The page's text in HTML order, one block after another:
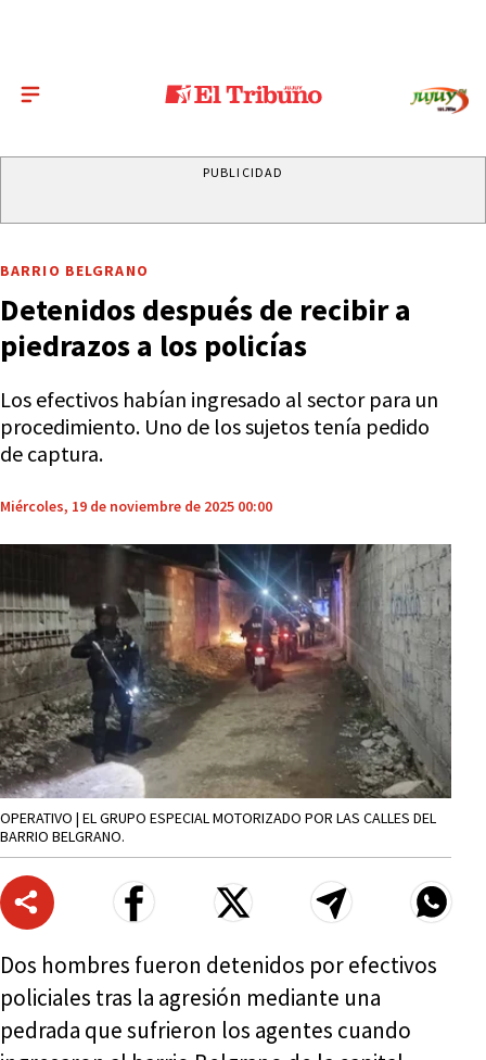
PUBLICIDAD
BARRIO BELGRANO
Detenidos después de recibir a
piedrazos a los policías
Los efectivos habían ingresado al sector para un
procedimiento. Uno de los sujetos tenía pedido
de captura.
Miércoles, 19 de noviembre de 2025 00:00
OPERATIVO | EL GRUPO ESPECIAL MOTORIZADO POR LAS CALLES DEL
BARRIO BELGRANO.
Dos hombres fueron detenidos por efectivos
policiales tras la agresión mediante una
pedrada que sufrieron los agentes cuando